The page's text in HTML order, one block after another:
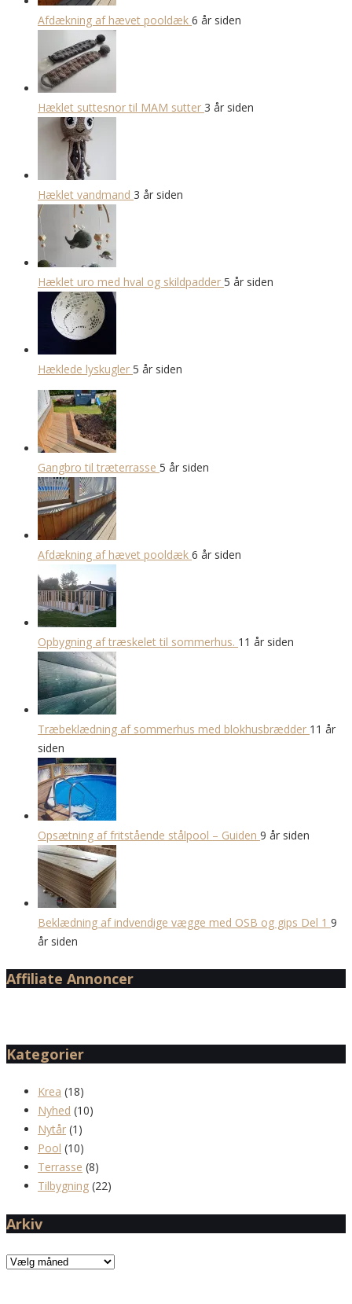
Afdækning af hævet pooldæk 6 år siden
Hæklet suttesnor til MAM sutter 3 år siden
Hæklet vandmand 3 år siden
Hæklet uro med hval og skildpadder 5 år siden
Hæklede lyskugler 5 år siden
Gangbro til træterrasse 5 år siden
Afdækning af hævet pooldæk 6 år siden
Opbygning af træskelet til sommerhus. 11 år siden
Træbeklædning af sommerhus med blokhusbrædder 11 år
siden
Opsætning af fritstående stålpool – Guiden 9 år siden
Beklædning af indvendige vægge med OSB og gips Del 1 9
år siden
Affiliate Annoncer
Kategorier
Krea (18)
Nyhed (10)
Nytår (1)
Pool (10)
Terrasse (8)
Tilbygning (22)
Arkiv
Arkiv